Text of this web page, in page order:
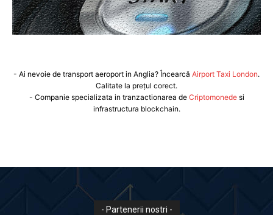
- Ai nevoie de transport aeroport in Anglia? Încearcă Airport Taxi London.
Calitate la prețul corect.
- Companie specializata in tranzactionarea de Criptomonedesi
infrastructura blockchain.
- Partenerii nostri -